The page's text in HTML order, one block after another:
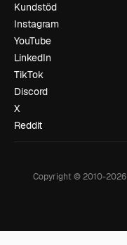
Kundstöd
Instagram
YouTube
LinkedIn
TikTok
Discord
X
Reddit
Copyright © 2010-2026